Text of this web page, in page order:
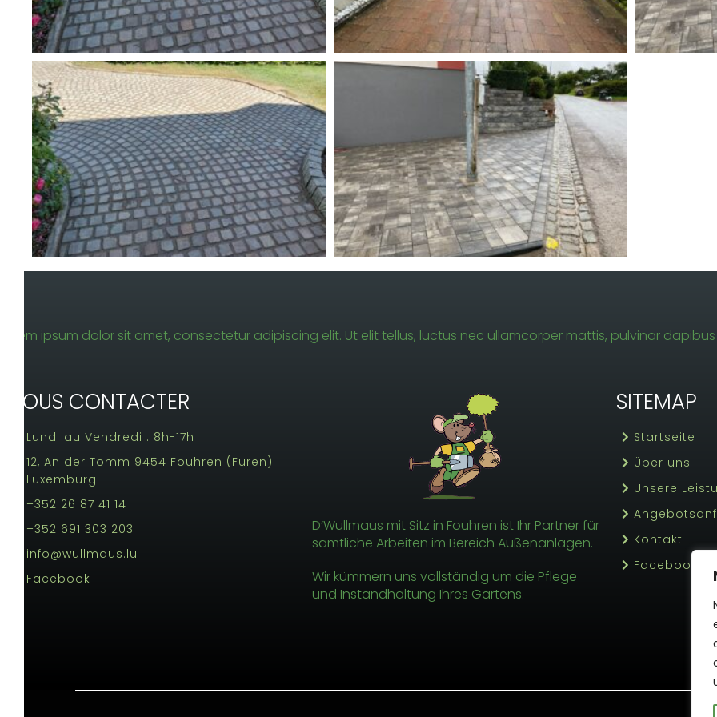
Lorem ipsum dolor sit amet, consectetur adipiscing elit. Ut elit tellus, luctus nec ullamcorper mattis, pulvinar
NOUS CONTACTER
Lundi au Vendredi : 8h-17h
12, An der Tomm 9454 Fouhren (Furen)
Luxemburg
+352 26 87 41 14
+352 691 303 203
info@wullmaus.lu
Facebook
D’Wullmaus mit Sitz in Fouhren ist Ihr Partner für
sämtliche Arbeiten im Bereich Außenanlagen.
Wir kümmern uns vollständig um die Pflege
und Instandhaltung Ihres Gartens.
SITEMAP
Startseite
Über uns
Unsere
Kontakt
Facebook